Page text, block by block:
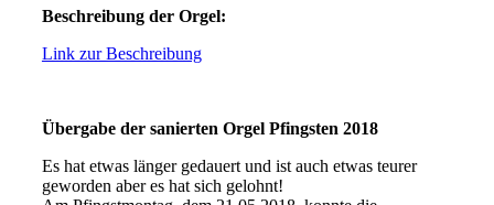
Beschreibung der Orgel:
Link zur Beschreibung
Übergabe der sanierten Orgel Pfingsten 2018
Es hat etwas länger gedauert und ist auch etwas teurer
geworden aber es hat sich gelohnt!